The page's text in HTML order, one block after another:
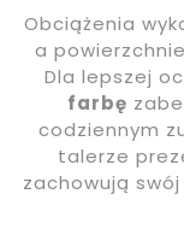
Obciążenia
a
Dla lepszej
farbę
codziennym
talerze
zachowują